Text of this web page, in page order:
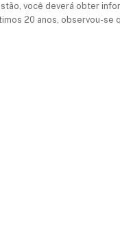
você deverá obter
20 anos, observou-se